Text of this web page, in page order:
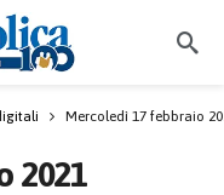
Mercoledì 17 febbraio
2021